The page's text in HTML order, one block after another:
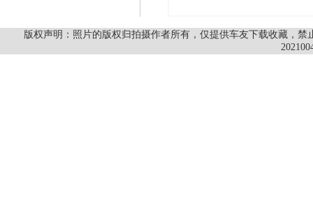
版权声明：照片的版权归拍摄作者所有，仅提供车友下载收藏，